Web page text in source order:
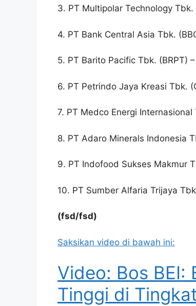
3. PT Multipolar Technology Tbk.
4. PT Bank Central Asia Tbk.
5. PT Barito Pacific Tbk. (BRPT)
6. PT Petrindo Jaya Kreasi Tbk.
7. PT Medco Energi
8. PT Adaro Minerals Indonesia
9. PT Indofood Sukses Makmur
10. PT Sumber Alfaria Trijaya
(fsd/fsd)
Saksikan video di bawah ini:
Video: Bos BEI:
Tinggi di